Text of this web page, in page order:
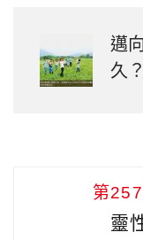
邁
久？
第
靈